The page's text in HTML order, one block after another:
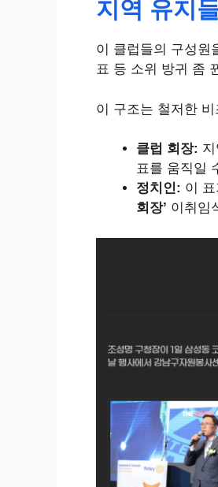
지역 유지
이 클럽들의 구성원
표 등 소위 방귀 좀
이 구조는 철저한
클럽 회장:
표를 움직일
정치인: 이
회장’ 이취임